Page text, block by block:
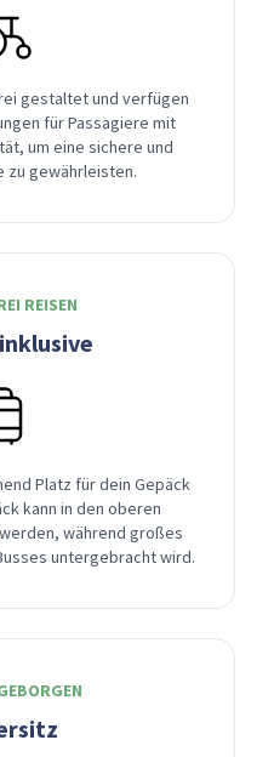
gestaltet und verfügen
für Passagiere mit
um eine sichere und
zu gewährleisten.
REISEN
Platz für dein Gepäck
kann in den oberen
während großes
untergebracht wird.